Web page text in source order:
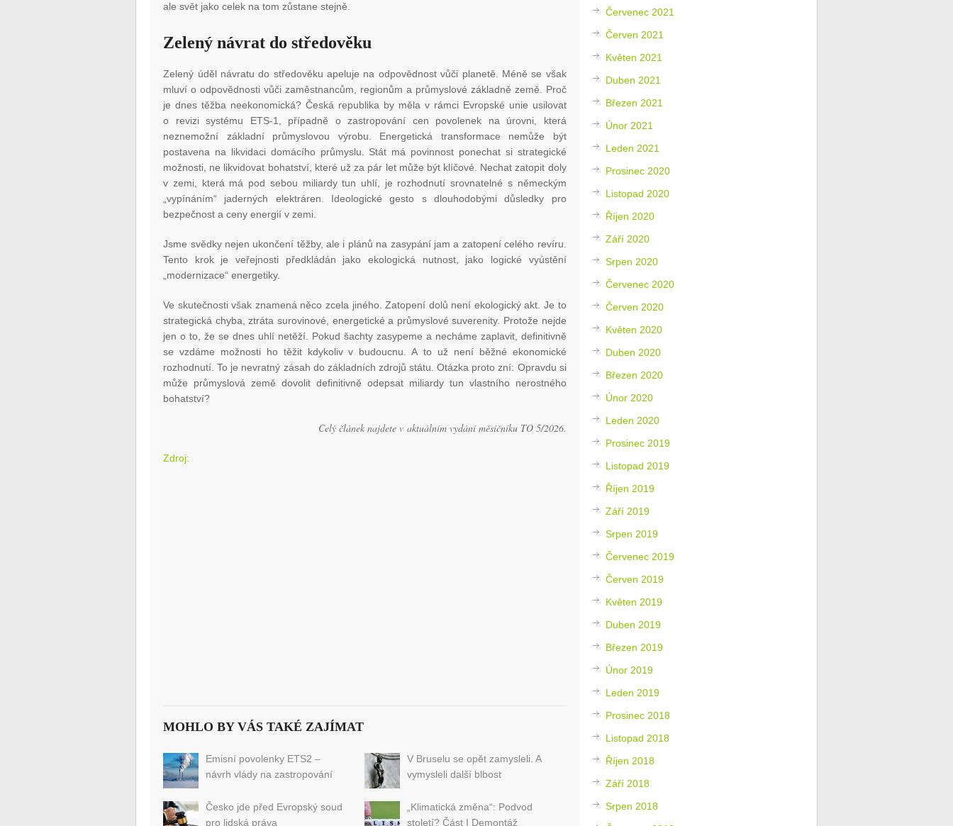
ale svět jako celek na tom zůstane stejně.
Zelený návrat do středověku
Zelený úděl návratu do středověku apeluje na odpovědnost vůči planetě. Méně se však
mluví o odpovědnosti vůči zaměstnancům, regionům a průmyslové základně země. Proč
je dnes těžba neekonomická? Česká republika by měla v rámci Evropské unie usilovat
o revizi systému ETS-1, případně o zastropování cen povolenek na úrovni, která
neznemožní základní průmyslovou výrobu. Energetická transformace nemůže být
postavena na likvidaci domácího průmyslu. Stát má povinnost ponechat si strategické
možnosti, ne likvidovat bohatství, které už za pár let může být klíčové. Nechat zatopit doly
v zemi, která má pod sebou miliardy tun uhlí, je rozhodnutí srovnatelné s německým
„vypínáním“ jaderných elektráren. Ideologické gesto s dlouhodobými důsledky pro
bezpečnost a ceny energií v zemi.
Jsme svědky nejen ukončení těžby, ale i plánů na zasypání jam a zatopení celého revíru.
Tento krok je veřejnosti předkládán jako ekologická nutnost, jako logické vyústění
„modernizace“ energetiky.
Ve skutečnosti však znamená něco zcela jiného. Zatopení dolů není ekologický akt. Je to
strategická chyba, ztráta surovinové, energetické a průmyslové suverenity. Protože nejde
jen o to, že se dnes uhlí netěží. Pokud šachty zasypeme a necháme zaplavit, definitivně
se vzdáme možnosti ho těžit kdykoliv v budoucnu. A to už není běžné ekonomické
rozhodnutí. To je nevratný zásah do základních zdrojů státu. Otázka proto zní: Opravdu si
může průmyslová země dovolit definitivně odepsat miliardy tun vlastního nerostného
bohatství?
Celý článek najdete v aktuálním vydání měsíčníku TO 5/2026.
Zdroj:
MOHLO BY VÁS TAKÉ ZAJÍMAT
Emisní povolenky ETS2 –
návrh vlády na zastropování
V Bruselu se opět zamysleli. A
vymysleli další blbost
Česko jde před Evropský soud
pro lidská práva
„Klimatická změna“: Podvod
století? Část I Demontáž
Červenec 2021
Červen 2021
Květen 2021
Duben 2021
Březen 2021
Únor 2021
Leden 2021
Prosinec 2020
Listopad 2020
Říjen 2020
Září 2020
Srpen 2020
Červenec 2020
Červen 2020
Květen 2020
Duben 2020
Březen 2020
Únor 2020
Leden 2020
Prosinec 2019
Listopad 2019
Říjen 2019
Září 2019
Srpen 2019
Červenec 2019
Červen 2019
Květen 2019
Duben 2019
Březen 2019
Únor 2019
Leden 2019
Prosinec 2018
Listopad 2018
Říjen 2018
Září 2018
Srpen 2018